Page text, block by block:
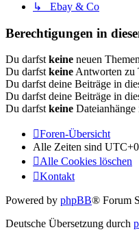
↳ Ebay & Co
Berechtigungen in
Du darfstkeine neuen
Du darfstkeineAntworten zu
Du darfst deine Beiträge in
Du darfst deine Beiträge in
Du darfstkeine Dateianhänge
Foren-Übersicht
Alle Zeiten sind
Alle Cookies löschen
Kontakt
Powered by phpBB® Forum
Deutsche Übersetzung durch